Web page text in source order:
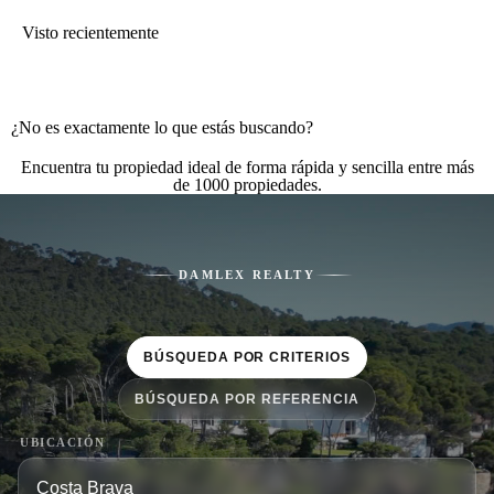
Visto recientemente
¿No es exactamente lo que estás buscando?
Encuentra tu propiedad ideal de forma rápida y sencilla entre más
de 1000 propiedades.
DAMLEX REALTY
BÚSQUEDA POR CRITERIOS
BÚSQUEDA POR REFERENCIA
UBICACIÓN